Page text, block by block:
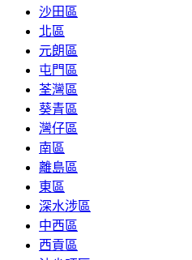
沙田區
北區
元朗區
屯門區
荃灣區
葵青區
灣仔區
南區
離島區
東區
深水涉區
中西區
西貢區